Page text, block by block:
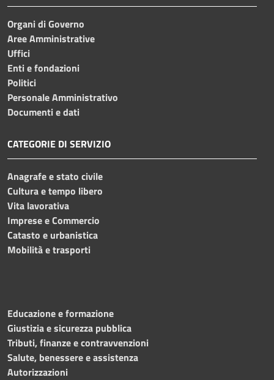
Organi di Governo
Aree Amministrative
Uffici
Enti e fondazioni
Politici
Personale Amministrativo
Documenti e dati
CATEGORIE DI SERVIZIO
Anagrafe e stato civile
Cultura e tempo libero
Vita lavorativa
Imprese e Commercio
Catasto e urbanistica
Mobilità e trasporti
Educazione e formazione
Giustizia e sicurezza pubblica
Tributi, finanze e contravvenzioni
Salute, benessere e assistenza
Autorizzazioni